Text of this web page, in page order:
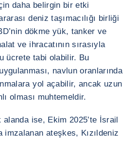
daha belirgin bir etki
deniz taşımacılığı birliği
dökme yük, tanker ve
ve ihracatının sırasıyla
ücrete tabi olabilir. Bu
navlun oranlarında
yol açabilir, ancak uzun
olması muhtemeldir.
ise, Ekim 2025’te İsrail
imzalanan ateşkes, Kızıldeniz